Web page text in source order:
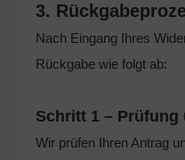
3.
Nach Eingang Ihres
Rückgabe wie folgt ab:
Schritt 1 –
Wir prüfen Ihren Antrag